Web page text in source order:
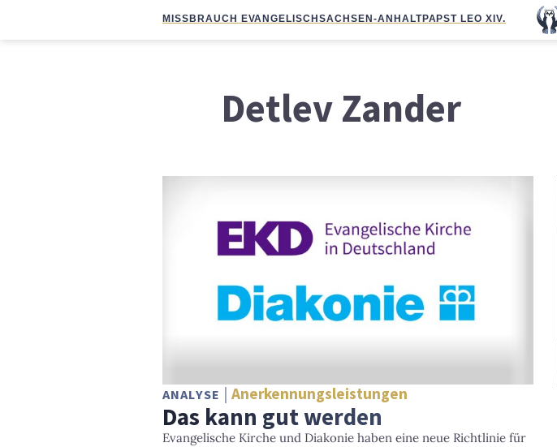
MISSBRAUCH EVANGELISCHSACHSEN-ANHALTPAPST LEO XIV.
Detlev Zander
ANALYSE Anerkennungsleistungen
Das kann gut werden
Evangelische Kirche und Diakonie haben eine neue Richtlinie für